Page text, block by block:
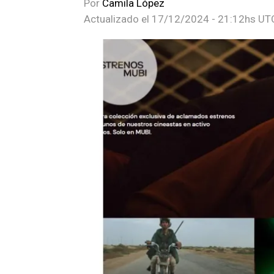
Por Camila López
Actualizado el 17/12/2024 - 21:12hs